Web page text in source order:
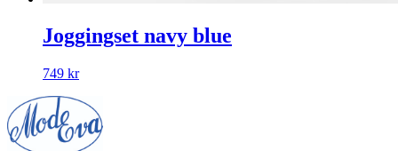
Joggingset navy blue
749 kr